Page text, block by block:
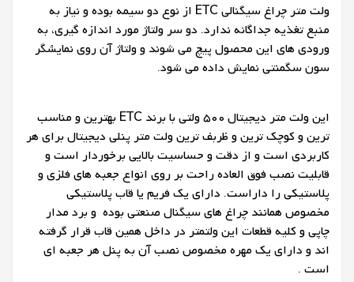
ولت متر چراغ سیگنالی ETC از نوع دو سیمه بوده و نیاز به
منبع تغذیه جداگانه ندارد. دو سر ولتاژ مورد اندازه گیری، به
ورودی های این محصول پیچ می شوند و ولتاژ آن روی نمایشگر
سون سگمنتی نمایش داده می شود.
این ولت متر دیجیتال 500 ولتی با برند ETC بهترین و مناسب
ترین و کوچک ترین و ظربف ترین ولت متر پنلی دیجیتال برای هر
کاربردی است و از دقت و حساسیت بالایی برخوردار است و
قابلیت نصب فوق العاده راحت بر روی انواع جعبه های فلزی و
پلاستیکی را داراست. دارای یک فریم یا قاب پلاستیکی
مخصوص همانند چراغ های سیگنال صنعتی بوده و برد مدار
چاپی و کلیه قطعات این ولتمتر در داخل همین قاب قرار گرفته
اند و دارای یک مهره مخصوص نصب آن به پنل هر جعبه ای
است .